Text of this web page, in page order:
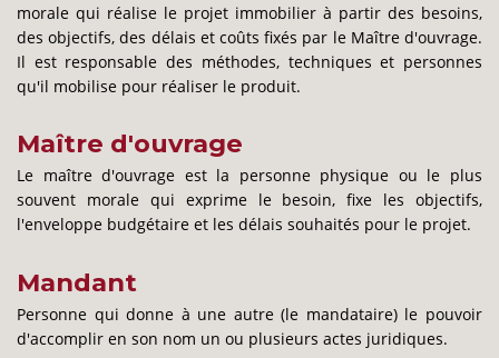
morale qui réalise le projet immobilier à partir des besoins,
des objectifs, des délais et coûts fixés par le Maître d'ouvrage.
Il est responsable des méthodes, techniques et personnes
qu'il mobilise pour réaliser le produit.
Maître d'ouvrage
Le maître d'ouvrage est la personne physique ou le plus
souvent morale qui exprime le besoin, fixe les objectifs,
l'enveloppe budgétaire et les délais souhaités pour le projet.
Mandant
Personne qui donne à une autre (le mandataire) le pouvoir
d'accomplir en son nom un ou plusieurs actes juridiques.